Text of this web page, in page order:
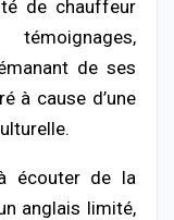
de chauffeur
témoignages,
de ses
à cause d’une
écouter de la
anglais limité,